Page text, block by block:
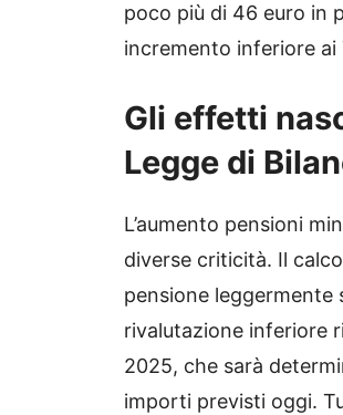
poco più di 46 euro in
incremento inferiore ai
Gli effetti
Legge di
L’aumento pensioni
diverse criticità. Il
pensione leggermente
rivalutazione inferiore
2025, che sarà
importi previsti oggi.